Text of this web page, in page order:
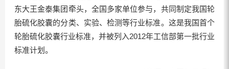
东大王金泰集团牵头，全国多家单位参与，共同制定我国轮
胎硫化胶囊的分类、实验、检测等行业标准。这是我国首个
轮胎硫化胶囊行业标准，并被列入2012年工信部第一批行业
标准计划。